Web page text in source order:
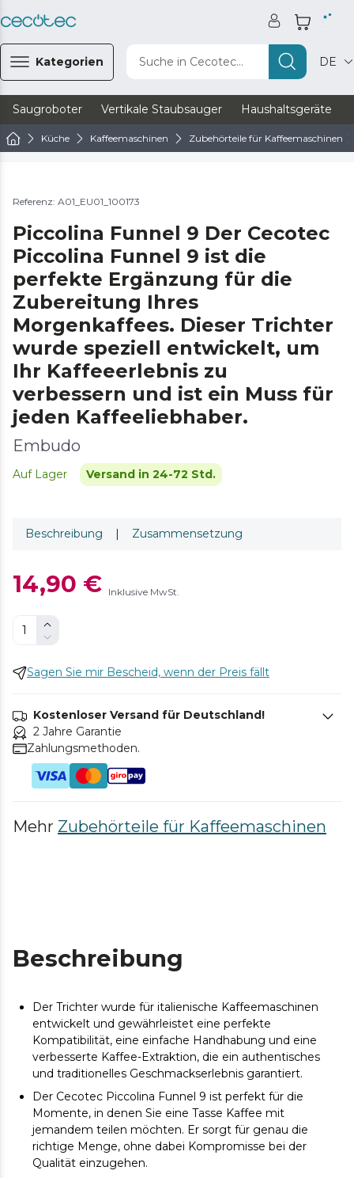
Kategorien Suche in Cecotec... DE
Saugroboter Vertikale Staubsauger Haushaltsgeräte
Küche Kaffeemaschinen Zubehörteile für Kaffeemaschinen
Referenz: A01_EU01_100173
Piccolina Funnel 9 Der Cecotec
Piccolina Funnel 9 ist die
perfekte Ergänzung für die
Zubereitung Ihres
Morgenkaffees. Dieser Trichter
wurde speziell entwickelt, um
Ihr Kaffeeerlebnis zu
verbessern und ist ein Muss für
jeden Kaffeeliebhaber.
Embudo
Auf Lager Versand in 24-72 Std.
Beschreibung | Zusammensetzung
14,90 € Inklusive MwSt.
Sagen Sie mir Bescheid, wenn der Preis fällt
Kostenloser Versand für Deutschland!
2 Jahre Garantie
Zahlungsmethoden.
Mehr Zubehörteile für Kaffeemaschinen
Beschreibung
Der Trichter wurde für italienische Kaffeemaschinen
entwickelt und gewährleistet eine perfekte
Kompatibilität, eine einfache Handhabung und eine
verbesserte Kaffee-Extraktion, die ein authentisches
und traditionelles Geschmackserlebnis garantiert.
Der Cecotec Piccolina Funnel 9 ist perfekt für die
Momente, in denen Sie eine Tasse Kaffee mit
jemandem teilen möchten. Er sorgt für genau die
richtige Menge, ohne dabei Kompromisse bei der
Qualität einzugehen.